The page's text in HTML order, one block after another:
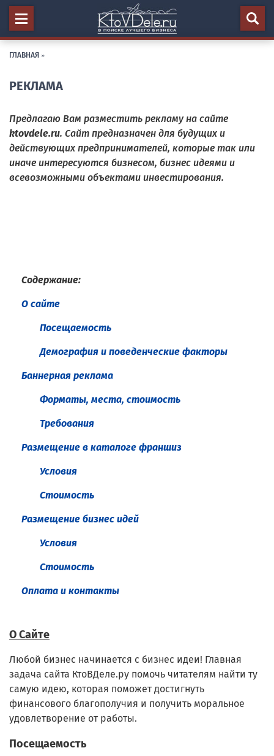
ГЛАВНАЯ »
РЕКЛАМА
Предлагаю Вам разместить рекламу на сайте
ktovdele.ru. Сайт предназначен для будущих и
действующих предпринимателей, которые так или
иначе интересуются бизнесом, бизнес идеями и
всевозможными объектами инвестирования.
Содержание:
О сайте
Посещаемость
Демография и поведенческие факторы
Баннерная реклама
Форматы, места, стоимость
Требования
Размещение в каталоге франшиз
Условия
Стоимость
Размещение бизнес идей
Условия
Стоимость
Оплата и контакты
О Сайте
Любой бизнес начинается с бизнес идеи! Главная
задача сайта КтоВДеле.ру помочь читателям найти ту
самую идею, которая поможет достигнуть
финансового благополучия и получить моральное
удовлетворение от работы.
Посещаемость